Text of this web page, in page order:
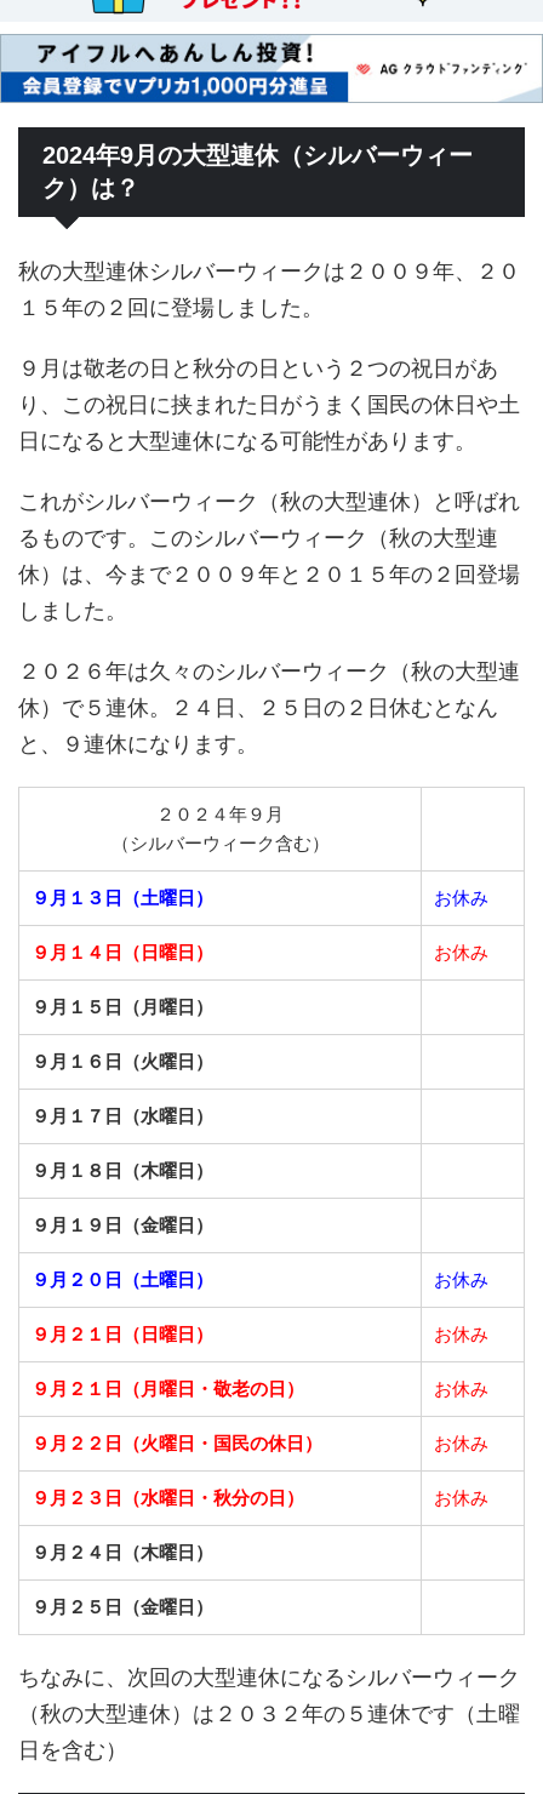
2024年9月の大型連休（シルバーウィー
ク）は？
秋の大型連休シルバーウィークは２００９年、２０
１５年の２回に登場しました。
９月は敬老の日と秋分の日という２つの祝日があ
り、この祝日に挟まれた日がうまく国民の休日や土
日になると大型連休になる可能性があります。
これがシルバーウィーク（秋の大型連休）と呼ばれ
るものです。このシルバーウィーク（秋の大型連
休）は、今まで２００９年と２０１５年の２回登場
しました。
２０２６年は久々のシルバーウィーク（秋の大型連
休）で５連休。２４日、２５日の２日休むとなん
と、９連休になります。
２０２４年９月
（シルバーウィーク含む）
９月１３日（土曜日） お休み
９月１４日（日曜日） お休み
９月１５日（月曜日）
９月１６日（火曜日）
９月１７日（水曜日）
９月１８日（木曜日）
９月１９日（金曜日）
９月２０日（土曜日） お休み
９月２１日（日曜日） お休み
９月２１日（月曜日・敬老の日） お休み
９月２２日（火曜日・国民の休日） お休み
９月２３日（水曜日・秋分の日） お休み
９月２４日（木曜日）
９月２５日（金曜日）
ちなみに、次回の大型連休になるシルバーウィーク
（秋の大型連休）は２０３２年の５連休です（土曜
日を含む）